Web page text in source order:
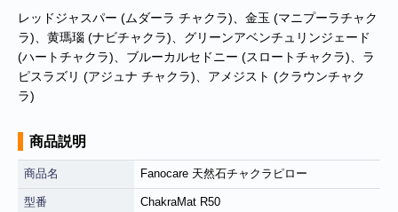
レッドジャスパー (ムダーラ チャクラ)、金玉 (マニプーラチャク
ラ)、黄瑪瑙 (ナビチャクラ)、グリーンアベンチュリンジェード
(ハートチャクラ)、ブルーカルセドニー (スロートチャクラ)、ラ
ピスラズリ (アジュナ チャクラ)、アメジスト (クラウンチャク
ラ)
商品説明
商品名 Fanocare 天然石チャクラピロー
型番 ChakraMat R50
■Amaricoドッグフード グレインフリー成犬用（レッド）とグレイ
ンフリー成犬～シニア犬用（ゴールド）が新入荷しました。
Amaricoドッグフード
ステイロイヤル グレインフリー ドッグフード
輸送遅延のため入荷が遅れておりました。まことに申し訳ございま
せんでした。